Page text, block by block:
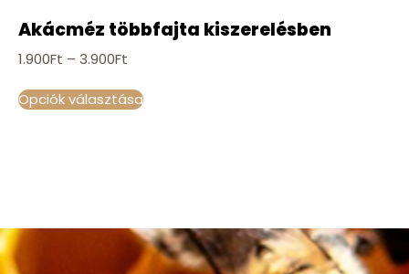
Akácméz többfajta kiszerelésben
1.900Ft – 3.900Ft
Opciók választása